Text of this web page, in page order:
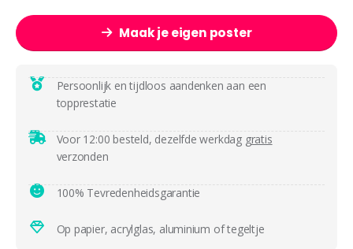
Maak je eigen poster
Persoonlijk en tijdloos aandenken aan een
topprestatie
Voor 12:00 besteld, dezelfde werkdag gratis
verzonden
100% Tevredenheidsgarantie
Op papier, acrylglas, aluminium of tegeltje